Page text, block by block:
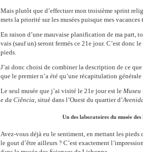
Mais plutôt que d’effectuer mon troisième sprint
mets la priorité sur les musées puisque mes
En raison d’une mauvaise planification de ma part,
vais (sauf un) seront fermés ce 21e jour. C’est donc
pieds.
J’ai donc choisi de combiner la description de ce
que le premier n’a été qu’une récapitulation
Le seul musée que j’ai visité le 21e jour est le
e da Ciência , situé dans l’Ouest du quartier d’
Un des laboratoires du musée des
Avez-vous déjà eu le sentiment, en mettant les pieds
le gout d’être ailleurs ? C’est exactement